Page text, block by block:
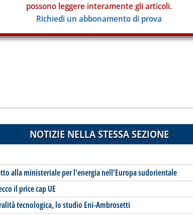
possono leggere interamente gli articoli.
Richiedi un abbonamento di prova
NOTIZIE NELLA STESSA SEZIONE
alla ministeriale per l'energia nell'Europa sudorientale
il price cap UE
tecnologica, lo studio Eni-Ambrosetti